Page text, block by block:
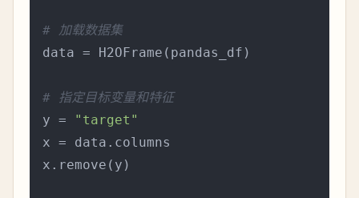
# 加载数据集
data = H2OFrame(pandas_df)
# 指定目标变量和特征
y =
"target"
x = data.columns
x.remove(y)